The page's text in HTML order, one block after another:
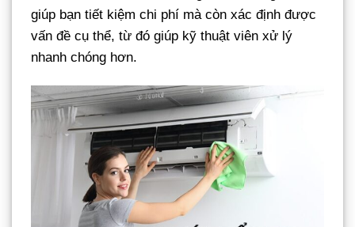
giúp bạn tiết kiệm chi phí mà còn xác định được
vấn đề cụ thể, từ đó giúp kỹ thuật viên xử lý
nhanh chóng hơn.